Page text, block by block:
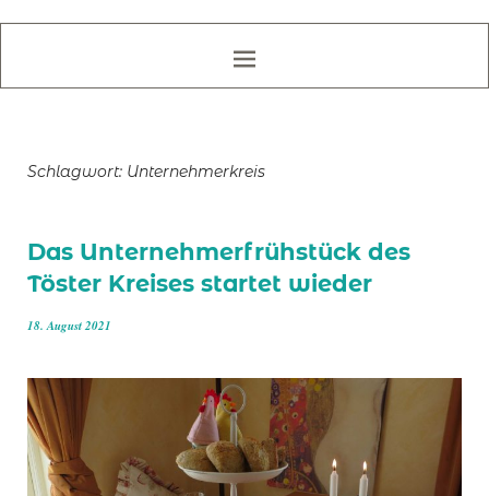
Schlagwort: Unternehmerkreis
Das Unternehmerfrühstück des
Töster Kreises startet wieder
18. August 2021